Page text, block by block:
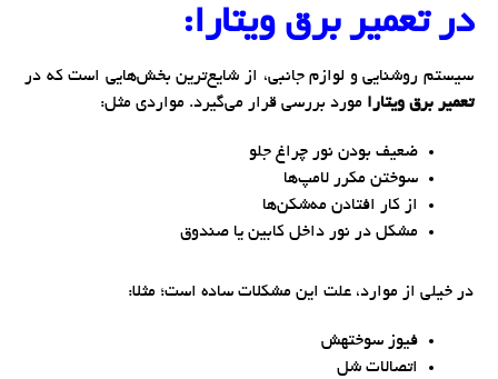
درتعمیر برق ویتارا:
سیستم روشنایی و لوازم جانبی، از شایع‌ترین بخش‌هایی است که در
تعمیر برق ویتارا مورد بررسی قرار می‌گیرد. مواردی مثل:
ضعیف بودن نور چراغ جلو
سوختن مکرر لامپ‌ها
از کار افتادن مه‌شکن‌ها
مشکل در نور داخل کابین یا صندوق
در خیلی از موارد، علت این مشکلات ساده است؛ مثلا:
فیوز سوختهش
اتصالات شل